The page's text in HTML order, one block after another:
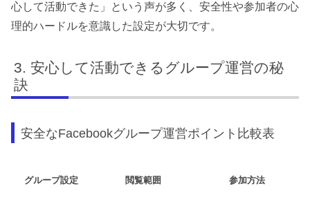
心して活動できた」という声が多く、安全性や参加者の心
理的ハードルを意識した設定が大切です。
安心して活動できるグループ運営の秘
訣
安全なFacebookグループ運営ポイント比較表
グループ設定 閲覧範囲 参加方法